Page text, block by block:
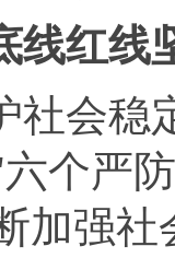
线红
社会稳
个严
加强